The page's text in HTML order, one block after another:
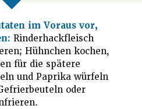
im Voraus vor,
Rinderhackfleisch
Hühnchen kochen,
für die spätere
und Paprika würfeln
oder